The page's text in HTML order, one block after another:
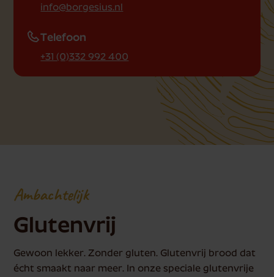
info@borgesius.nl
Telefoon
+31 (0)332 992 400
Ambachtelijk
Glutenvrij
Gewoon lekker. Zonder gluten. Glutenvrij brood dat
écht smaakt naar meer. In onze speciale glutenvrije